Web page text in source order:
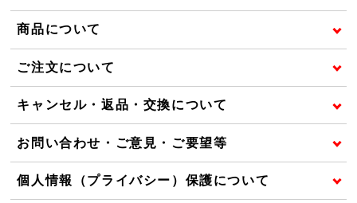
商品について
ご注文について
キャンセル・返品・交換について
お問い合わせ・ご意見・ご要望等
個人情報（プライバシー）保護について